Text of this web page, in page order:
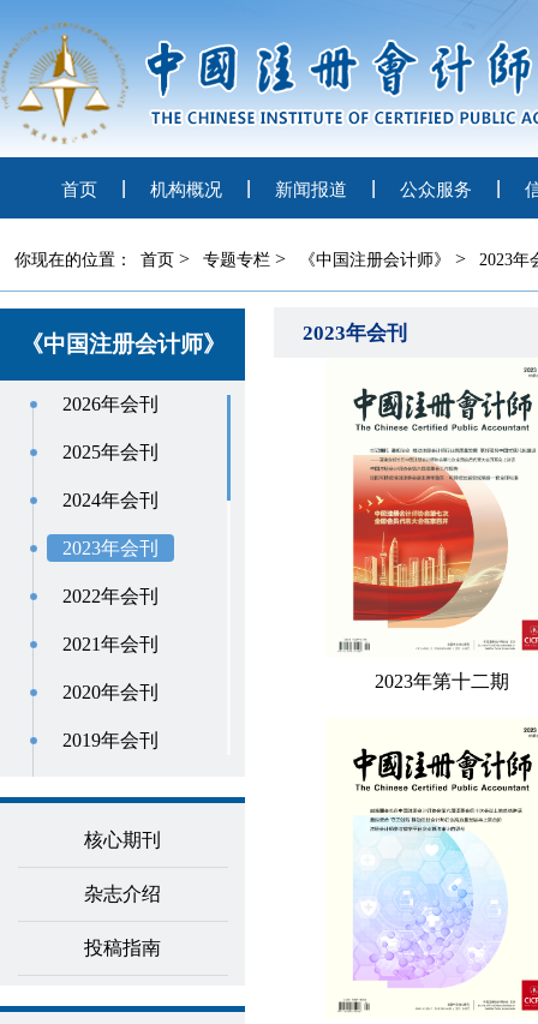
首页 机构概况 新闻报道 公众服务
你现在的位置： 首页 > 专题专栏 > 《中国注册会计师》 > 2023年
《中国注册会计师》
2026年会刊
2025年会刊
2024年会刊
2023年会刊
2022年会刊
2021年会刊
2020年会刊
2019年会刊
2017年会刊
2016年会刊
2014年会刊
核心期刊
杂志介绍
投稿指南
2023年会刊
2023年第十二期